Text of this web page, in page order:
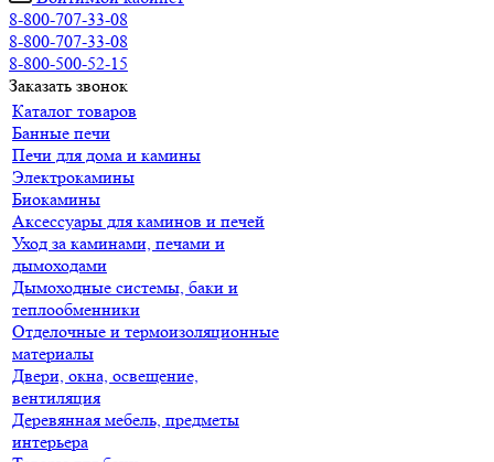
8-800-707-33-08
8-800-707-33-08
8-800-500-52-15
Заказать звонок
Каталог товаров
Банные печи
Печи для дома и камины
Электрокамины
Биокамины
Аксессуары для каминов и печей
Уход за каминами, печами и
дымоходами
Дымоходные системы, баки и
теплообменники
Отделочные и термоизоляционные
материалы
Двери, окна, освещение,
вентиляция
Деревянная мебель, предметы
интерьера